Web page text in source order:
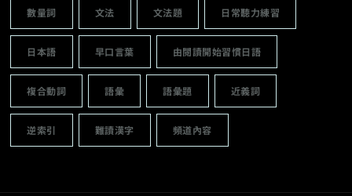
數量詞 文法 文法題 日常聽力練習
日本語 早口言葉 由閱讀開始習慣日語
複合動詞 語彙 語彙題 近義詞
逆索引 難讀漢字 頻道內容